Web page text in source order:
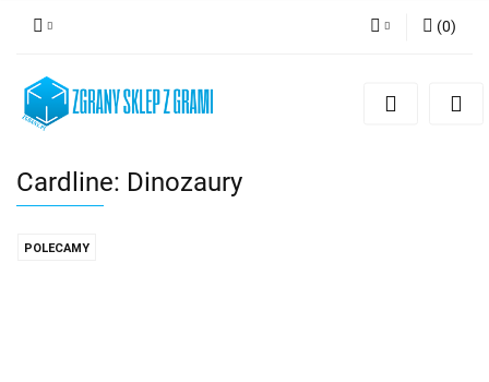
Zarejestruj się
(0)
Cardline: Dinozaury
POLECAMY